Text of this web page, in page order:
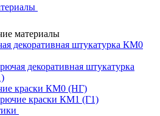
материалы
декоративная штукатурка КМ0
декоративная штукатурка
краски КМ0 (НГ)
краски КМ1 (Г1)